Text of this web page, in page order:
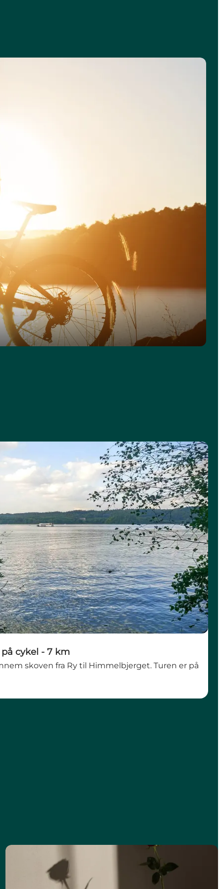
- 7 km
cykel - 7 km
skoven fra Ry til Himmelbjerget. Turen er på
Overnat inden turen går videre